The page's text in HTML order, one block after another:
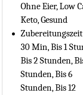
Ohne Eier, Low
Keto, Gesund
30 Min, Bis 1
Bis 2 Stunden,
Stunden, Bis 6
Stunden, Bis 12